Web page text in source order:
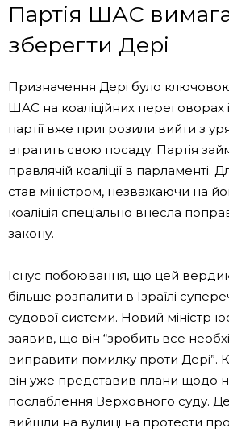
Партія ШАС
зберегти Дері
Призначення Дері було
ШАС на коаліційних переговорах
партії вже пригрозили вийти з
втратить свою посаду. Партія
правлячій коаліції в парламенті.
став міністром, незважаючи на
коаліція спеціально внесла
закону.
Існує побоювання, що цей
більше розпалити в Ізраїлі
судової системи. Новий міністр
заявив, що він “зробить все
виправити помилку проти Дері”.
він уже представив плани щодо
послаблення Верховного суду.
вийшли на вулиці на протести